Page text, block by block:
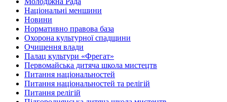
Національні меншини
Новини
Нормативно правова база
Охорона культурної спадщини
Очищення влади
Палац культури «Фрегат»
Первомайська дитяча школа мистецтв
Питання національностей
Питання національностей та релігій
Питання релігій